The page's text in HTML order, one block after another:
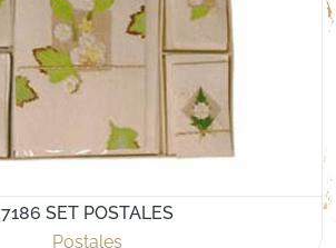
7186 SET POSTALES
Postales